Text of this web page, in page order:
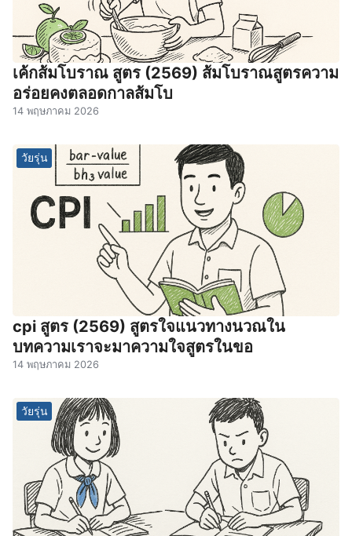
เค้กส้มโบราณ สูตร (2569) ส้มโบราณสูตรความ
อร่อยคงตลอดกาลส้มโบ
14 พฤษภาคม 2026
วัยรุ่น
cpi สูตร (2569) สูตรใจแนวทางนวณใน
บทความเราจะมาความใจสูตรในขอ
14 พฤษภาคม 2026
วัยรุ่น